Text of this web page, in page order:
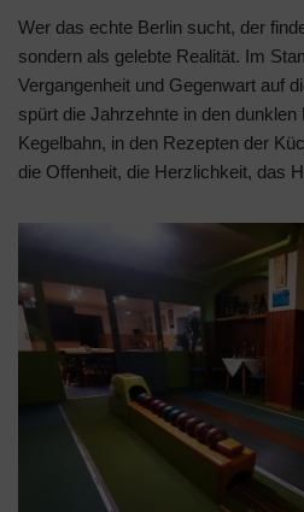
Wer das echte Berlin sucht, der
sondern als gelebte Realität. Im
Vergangenheit und Gegenwart auf
spürt die Jahrzehnte in den dunklen
Kegelbahn, in den Rezepten der
die Offenheit, die Herzlichkeit, das